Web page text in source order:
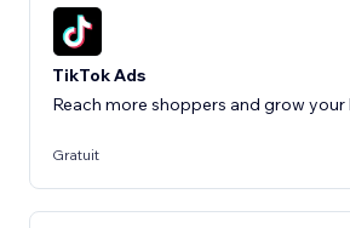
TikTok Ads
Reach more shoppers and grow your
Gratuit